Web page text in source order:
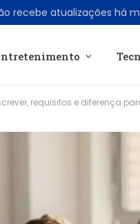
requisitos e diferença